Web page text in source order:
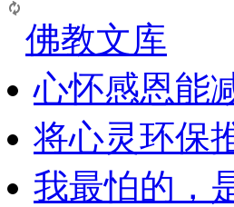
佛教文库
心怀感恩能
将心灵环保
我最怕的，